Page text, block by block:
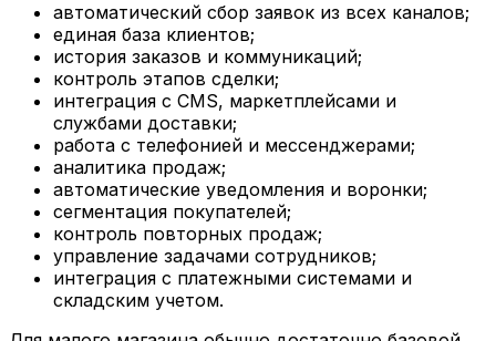
автоматический сбор заявок из всех каналов;
единая база клиентов;
история заказов и коммуникаций;
контроль этапов сделки;
интеграция с CMS, маркетплейсами и
службами доставки;
работа с телефонией и мессенджерами;
аналитика продаж;
автоматические уведомления и воронки;
сегментация покупателей;
контроль повторных продаж;
управление задачами сотрудников;
интеграция с платежными системами и
складским учетом.